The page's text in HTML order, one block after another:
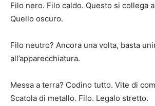
Filo nero. Filo caldo. Questo si collega
Quello oscuro.
Filo neutro? Ancora una volta, basta
all’apparecchiatura.
Messa a terra? Codino tutto. Vite di
Scatola di metallo. Filo. Legalo stretto.